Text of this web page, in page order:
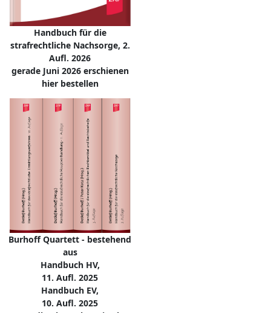
Handbuch für die
strafrechtliche Nachsorge, 2.
Aufl. 2026
gerade Juni 2026 erschienen
hier bestellen
Burhoff Quartett - bestehend
aus
Handbuch HV,
11. Aufl. 2025
Handbuch EV,
10. Aufl. 2025